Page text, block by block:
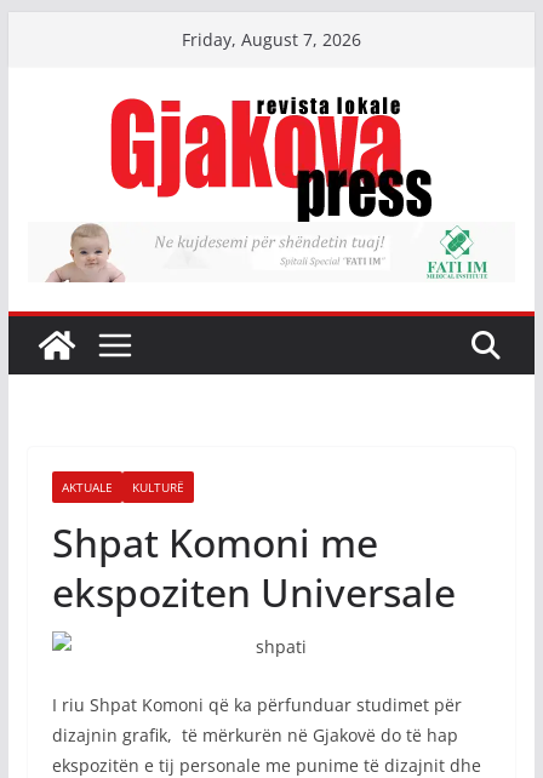
Friday, August 7, 2026
AKTUALE KULTURË
Shpat Komoni me
ekspoziten Universale
I riu Shpat Komoni që ka përfunduar studimet për
dizajnin grafik, të mërkurën në Gjakovë do të hap
ekspozitën e tij personale me punime të dizajnit dhe